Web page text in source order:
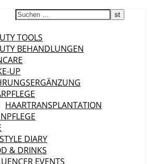
TOOLS
BEHANDLUNGEN
UP
HAARTRANSPLANTATION
DIARY
& DRINKS
EVENTS